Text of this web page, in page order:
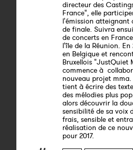
directeur des
France", elle
l'émission atteignant
de finale. Suivra
de concerts en
l'île de la Réunion. En
en Belgique et
Bruxellois "JustQuiet
commence à
nouveau projet
tient à écrire des
des mélodies plus
alors découvrir la
sensibilité de sa voix
frais, sensible et
réalisation de ce
pour 2017.